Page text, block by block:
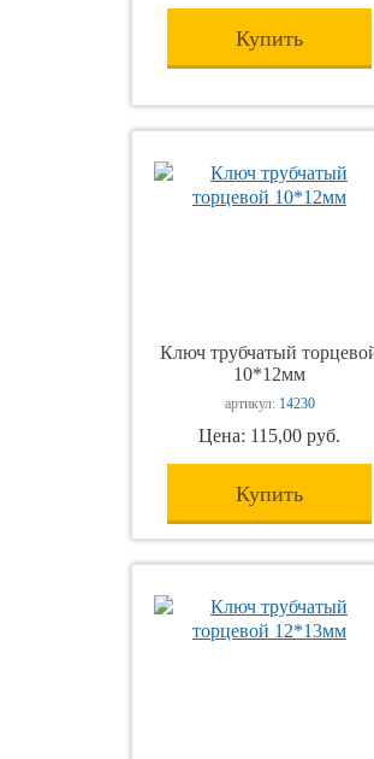
Купить
Ключ трубчатый
10*12мм
артикул: 14230
Цена: 115,00 руб.
Купить